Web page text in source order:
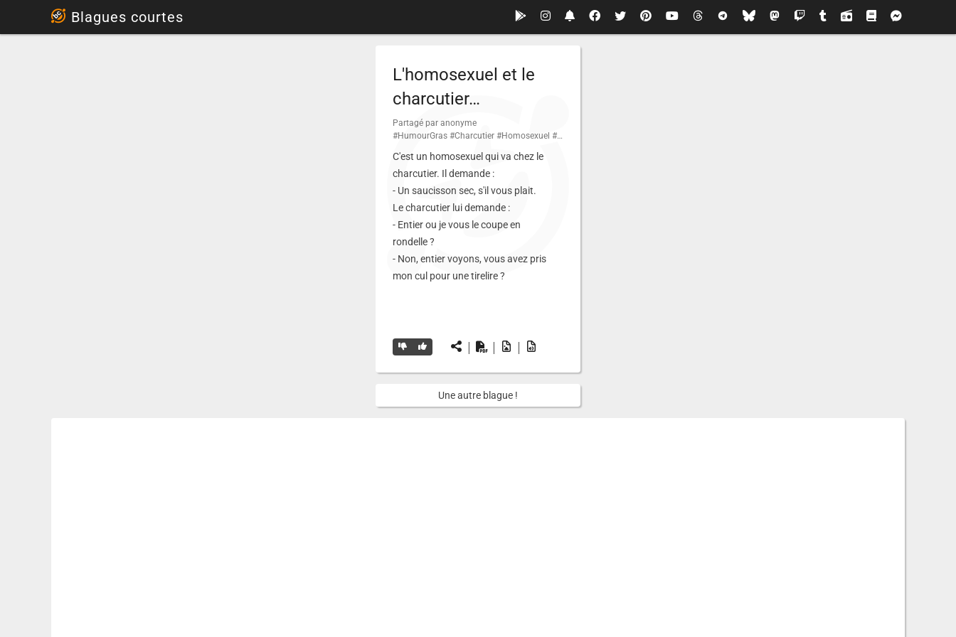
L'homosexuel et le
charcutier…
Partagé par anonyme
#HumourGras #Charcutier #Homosexuel #Saucisson
C'est un homosexuel qui va chez le
charcutier. Il demande :
- Un saucisson sec, s'il vous plait.
Le charcutier lui demande :
- Entier ou je vous le coupe en
rondelle ?
- Non, entier voyons, vous avez pris
mon cul pour une tirelire ?
| | |
Une autre blague !
Blagues courtes